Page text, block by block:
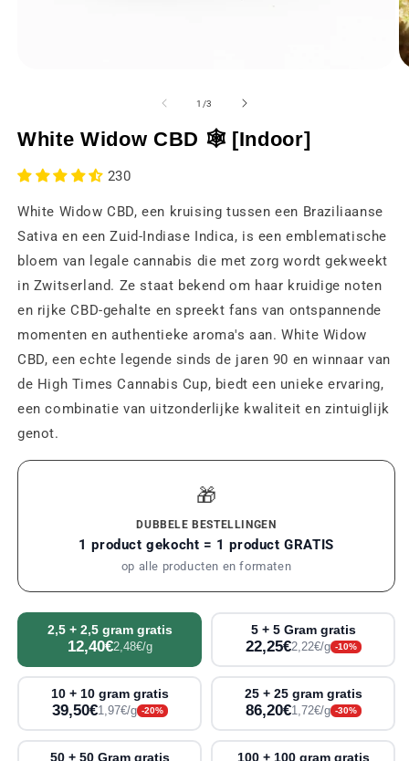
een
modaal
1 /van
3
White Widow CBD 🕸 [Indoor]
230
White Widow CBD, een kruising tussen een Braziliaanse
Sativa en een Zuid-Indiase Indica, is een emblematische
bloem van legale cannabis die met zorg wordt gekweekt
in Zwitserland. Ze staat bekend om haar kruidige noten
en rijke CBD-gehalte en spreekt fans van ontspannende
momenten en authentieke aroma's aan. White Widow
CBD, een echte legende sinds de jaren 90 en winnaar van
de High Times Cannabis Cup, biedt een unieke ervaring,
een combinatie van uitzonderlijke kwaliteit en zintuiglijk
genot.
🎁
DUBBELE BESTELLINGEN
1 product gekocht = 1 product GRATIS
op alle producten en formaten
2,5 + 2,5 gram gratis
12,40€2,48€/g
5 + 5 Gram gratis
22,25€2,22€/g -10%
10 + 10 gram gratis
39,50€1,97€/g -20%
25 + 25 gram gratis
86,20€1,72€/g -30%
50 + 50 Gram gratis 100 + 100 gram gratis